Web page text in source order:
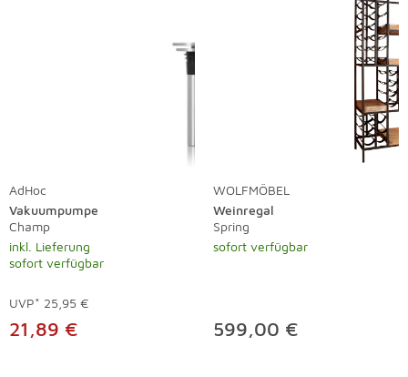
AdHoc
Vakuumpumpe
Champ
inkl. Lieferung
sofort verfügbar
UVP* 25,95 €
21,89 €
WOLFMÖBEL
Weinregal
Spring
sofort verfügbar
599,00 €